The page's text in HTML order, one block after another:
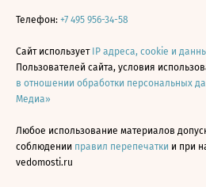
Телефон: +7 495 956-34-58
Сайт использует IP адреса, cookie и
Пользователей сайта, условия
в отношении обработки персональных
Медиа»
Любое использование материалов
соблюдении правил перепечатки и при
vedomosti.ru